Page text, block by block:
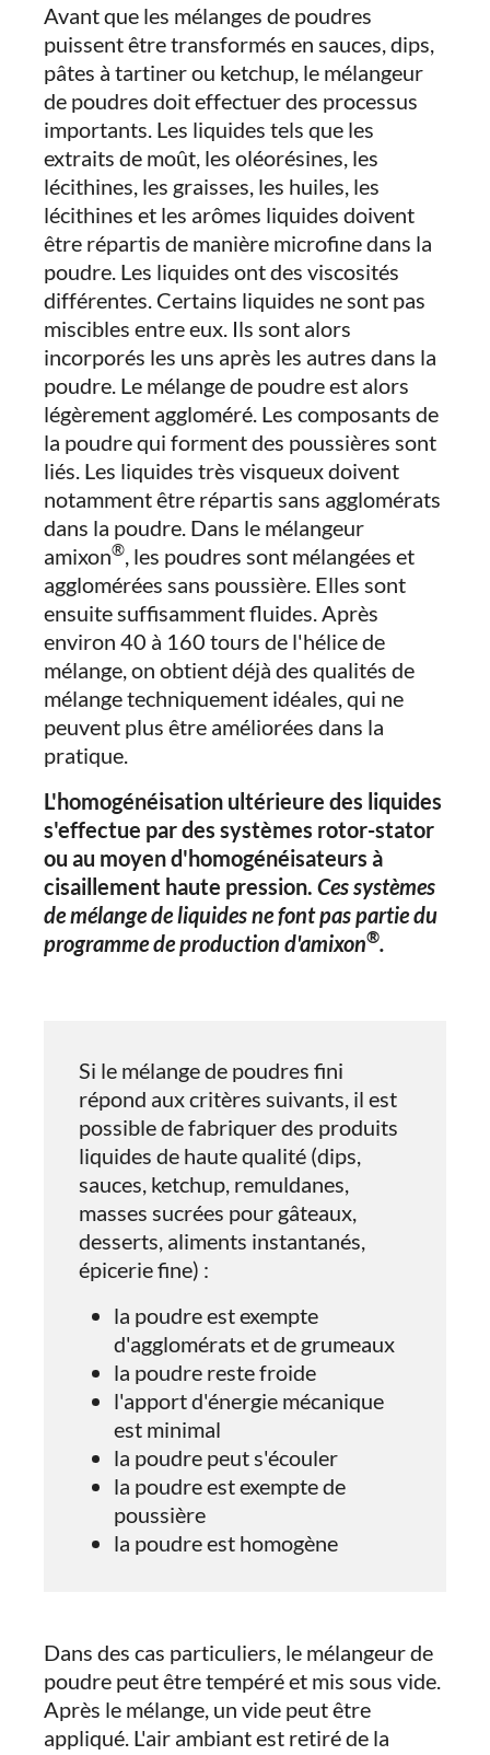
Avant que les mélanges de poudres
puissent être transformés en sauces, dips,
pâtes à tartiner ou ketchup, le mélangeur
de poudres doit effectuer des processus
importants. Les liquides tels que les
extraits de moût, les oléorésines, les
lécithines, les graisses, les huiles, les
lécithines et les arômes liquides doivent
être répartis de manière microfine dans la
poudre. Les liquides ont des viscosités
différentes. Certains liquides ne sont pas
miscibles entre eux. Ils sont alors
incorporés les uns après les autres dans la
poudre. Le mélange de poudre est alors
légèrement aggloméré. Les composants de
la poudre qui forment des poussières sont
liés. Les liquides très visqueux doivent
notamment être répartis sans agglomérats
dans la poudre. Dans le mélangeur
amixon® , les poudres sont mélangées et
agglomérées sans poussière. Elles sont
ensuite suffisamment fluides. Après
environ 40 à 160 tours de l'hélice de
mélange, on obtient déjà des qualités de
mélange techniquement idéales, qui ne
peuvent plus être améliorées dans la
pratique.
L'homogénéisation ultérieure des liquides
s'effectue par des systèmes rotor-stator
ou au moyen d'homogénéisateurs à
cisaillement haute pression. Ces systèmes
de mélange de liquides ne font pas partie du
programme de production d'amixon®.
Si le mélange de poudres fini
répond aux critères suivants, il est
possible de fabriquer des produits
liquides de haute qualité (dips,
sauces, ketchup, remuldanes,
masses sucrées pour gâteaux,
desserts, aliments instantanés,
épicerie fine) :
la poudre est exempte
d'agglomérats et de grumeaux
la poudre reste froide
l'apport d'énergie mécanique
est minimal
la poudre peut s'écouler
la poudre est exempte de
poussière
la poudre est homogène
Dans des cas particuliers, le mélangeur de
poudre peut être tempéré et mis sous vide.
Après le mélange, un vide peut être
appliqué. L'air ambiant est retiré de la